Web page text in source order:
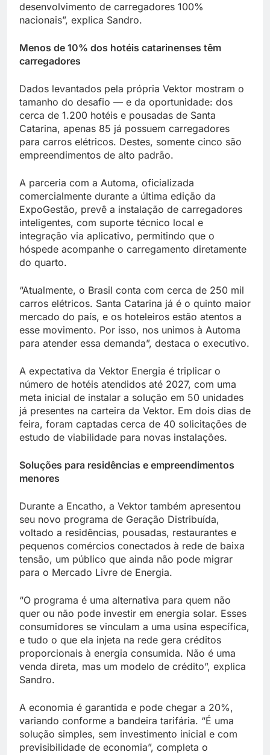
desenvolvimento de carregadores 100%
nacionais”, explica Sandro.
Menos de 10% dos hotéis catarinenses têm
carregadores
Dados levantados pela própria Vektor mostram o
tamanho do desafio — e da oportunidade: dos
cerca de 1.200 hotéis e pousadas de Santa
Catarina, apenas 85 já possuem carregadores
para carros elétricos. Destes, somente cinco são
empreendimentos de alto padrão.
A parceria com a Automa, oficializada
comercialmente durante a última edição da
ExpoGestão, prevê a instalação de carregadores
inteligentes, com suporte técnico local e
integração via aplicativo, permitindo que o
hóspede acompanhe o carregamento diretamente
do quarto.
“Atualmente, o Brasil conta com cerca de 250 mil
carros elétricos. Santa Catarina já é o quinto maior
mercado do país, e os hoteleiros estão atentos a
esse movimento. Por isso, nos unimos à Automa
para atender essa demanda”, destaca o executivo.
A expectativa da Vektor Energia é triplicar o
número de hotéis atendidos até 2027, com uma
meta inicial de instalar a solução em 50 unidades
já presentes na carteira da Vektor. Em dois dias de
feira, foram captadas cerca de 40 solicitações de
estudo de viabilidade para novas instalações.
Soluções para residências e empreendimentos
menores
Durante a Encatho, a Vektor também apresentou
seu novo programa de Geração Distribuída,
voltado a residências, pousadas, restaurantes e
pequenos comércios conectados à rede de baixa
tensão, um público que ainda não pode migrar
para o Mercado Livre de Energia.
“O programa é uma alternativa para quem não
quer ou não pode investir em energia solar. Esses
consumidores se vinculam a uma usina específica,
e tudo o que ela injeta na rede gera créditos
proporcionais à energia consumida. Não é uma
venda direta, mas um modelo de crédito”, explica
Sandro.
A economia é garantida e pode chegar a 20%,
variando conforme a bandeira tarifária. “É uma
solução simples, sem investimento inicial e com
previsibilidade de economia”, completa o